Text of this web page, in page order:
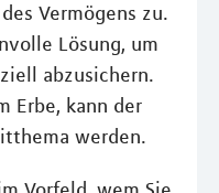
Vermögens zu.
Lösung, um
abzusichern.
Erbe, kann der
werden.